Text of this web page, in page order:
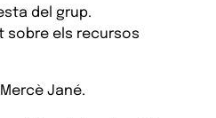
del grup.
sobre els recursos
Jané.